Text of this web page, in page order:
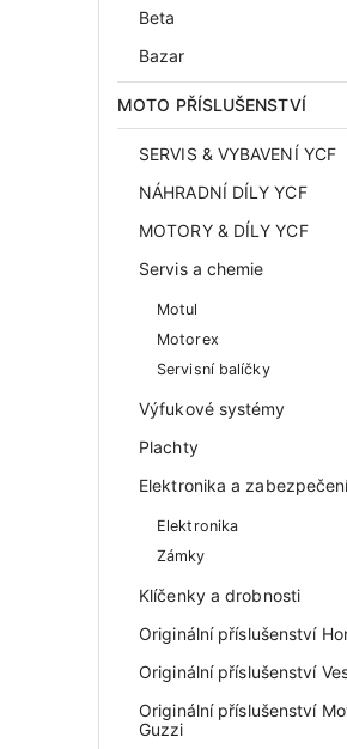
Beta
Bazar
MOTO PŘÍSLUŠENSTVÍ
SERVIS & VYBAVENÍ YCF
NÁHRADNÍ DÍLY YCF
MOTORY & DÍLY YCF
Servis a chemie
Motul
Motorex
Servisní balíčky
Výfukové systémy
Plachty
Elektronika a
Elektronika
Zámky
Klíčenky a drobnosti
Originální příslušenství
Originální příslušenství
Originální příslušenství
Guzzi